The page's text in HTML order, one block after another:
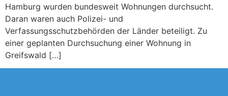
Hamburg wurden bundesweit Wohnungen durchsucht.
Daran waren auch Polizei- und
Verfassungsschutzbehörden der Länder beteiligt. Zu
einer geplanten Durchsuchung einer Wohnung in
Greifswald […]